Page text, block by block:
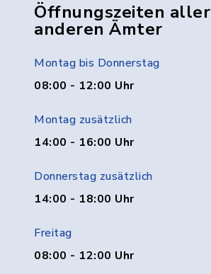
Öffnungszeiten aller
anderen Ämter
Montag bis Donnerstag
08:00 - 12:00 Uhr
Montag zusätzlich
14:00 - 16:00 Uhr
Donnerstag zusätzlich
14:00 - 18:00 Uhr
Freitag
08:00 - 12:00 Uhr